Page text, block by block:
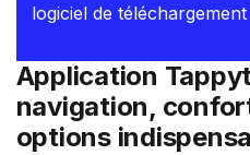
logiciel de
Application
navigation,
options